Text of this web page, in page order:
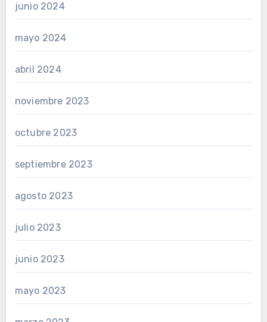
junio 2024
mayo 2024
abril 2024
noviembre 2023
octubre 2023
septiembre 2023
agosto 2023
julio 2023
junio 2023
mayo 2023